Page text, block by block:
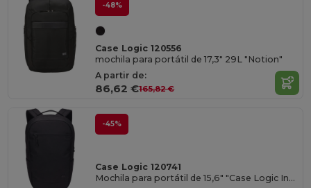
-48%
Case Logic 120556
mochila para portátil de 17,3" 29L "Notion"
A partir de:
86,62 €165,82 €
-45%
Case Logic 120741
Mochila para portátil de 15,6" "Case Logic Invigo" 25L